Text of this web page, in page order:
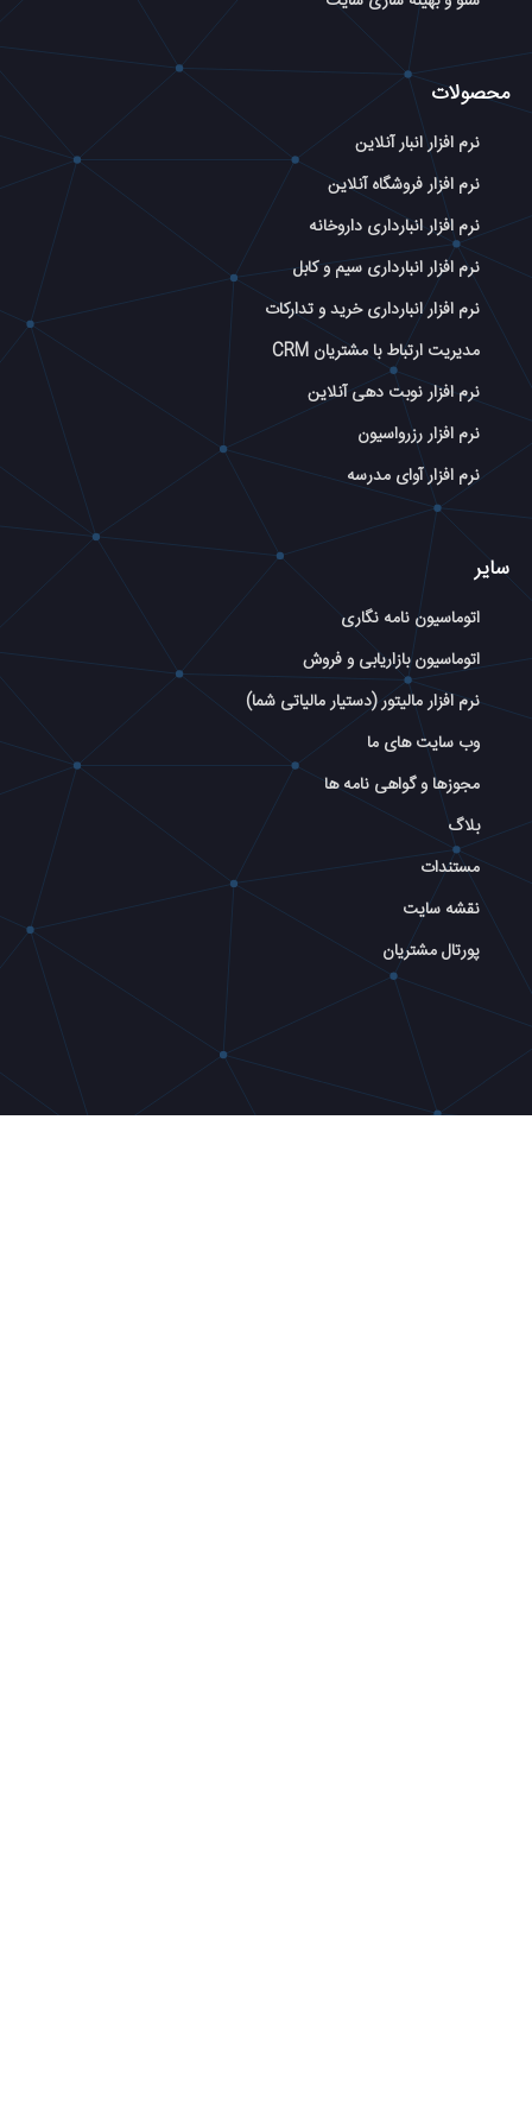
محصولات
نرم افزار انبار آنلاین
نرم افزار فروشگاه آنلاین
نرم افزار انبارداری داروخانه
نرم افزار انبارداری سیم و کابل
نرم افزار انبارداری خرید و تدارکات
مدیریت ارتباط با مشتریان CRM
نرم افزار نوبت دهی آنلاین
نرم افزار رزرواسیون
نرم افزار آوای مدرسه
سایر
اتوماسیون نامه نگاری
اتوماسیون بازاریابی و فروش
نرم افزار مالیتور (دستیار مالیاتی شما)
وب سایت های ما
مجوزها و گواهی نامه ها
بلاگ
مستندات
نقشه سایت
پورتال مشتریان